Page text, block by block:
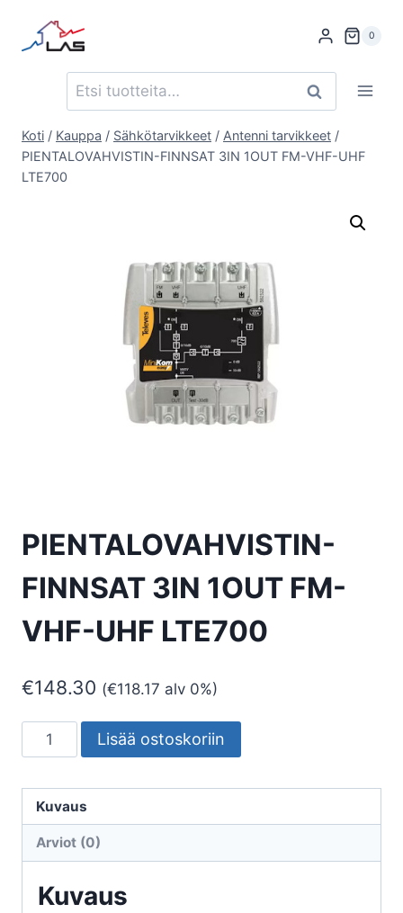
sisältöön
0
Etsi: Haku
Koti / Kauppa / Sähkötarvikkeet / Antenni tarvikkeet /
PIENTALOVAHVISTIN-FINNSAT 3IN 1OUT FM-VHF-UHF
LTE700
PIENTALOVAHVISTIN-
FINNSAT 3IN 1OUT FM-
VHF-UHF LTE700
€148.30 (€118.17 alv 0%)
PIENTALOVAHVISTIN-
FINNSAT
1OUT
FM-
LTE700
Lisää ostoskoriin
Kuvaus
Arviot (0)
Kuvaus